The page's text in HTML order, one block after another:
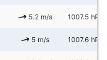
5.2 m/s 1007.5 hPa
5 m/s 1007.6 hPa